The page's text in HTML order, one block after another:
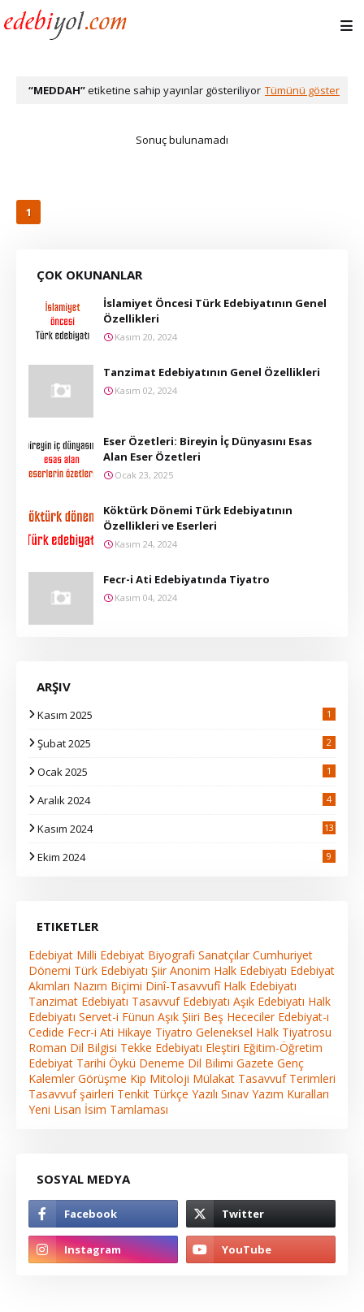
MEDDAH etiketine sahip yayınlar gösteriliyor Tümünü göster
Sonuç bulunamadı
1
ÇOK OKUNANLAR
İslamiyet Öncesi Türk Edebiyatının Genel
Özellikleri
Kasım 20, 2024
Tanzimat Edebiyatının Genel Özellikleri
Kasım 02, 2024
Eser Özetleri: Bireyin İç Dünyasını Esas
Alan Eser Özetleri
Ocak 23, 2025
Köktürk Dönemi Türk Edebiyatının
Özellikleri ve Eserleri
Kasım 24, 2024
Fecr-i Ati Edebiyatında Tiyatro
Kasım 04, 2024
ARŞIV
Kasım 2025 1
Şubat 2025 2
Ocak 2025 1
Aralık 2024 4
Kasım 2024
13
Ekim 2024 9
ETIKETLER
Edebiyat Milli Edebiyat Biyografi Sanatçılar Cumhuriyet
Dönemi Türk Edebiyatı Şiir Anonim Halk Edebiyatı Edebiyat
Akımları Nazım Biçimi Dinî-Tasavvufî Halk Edebiyatı
Tanzimat Edebiyatı Tasavvuf Edebiyatı Aşık Edebiyatı Halk
Edebiyatı Servet-i Fünun Aşık Şiiri Beş Hececiler Edebiyat-ı
Cedide Fecr-i Ati Hikaye Tiyatro Geleneksel Halk Tiyatrosu
Roman Dil Bilgisi Tekke Edebiyatı Eleştiri Eğitim-Öğretim
Edebiyat Tarihi Öykü Deneme Dil Bilimi Gazete Genç
Kalemler Görüşme Kip Mitoloji Mülakat Tasavvuf Terimleri
Tasavvuf şairleri Tenkit Türkçe Yazılı Sınav Yazım Kuralları
Yeni Lisan İsim Tamlaması
SOSYAL MEDYA